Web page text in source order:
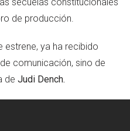
de producción.
estrene, ya ha recibido
comunicación, sino de
de Judi Dench.